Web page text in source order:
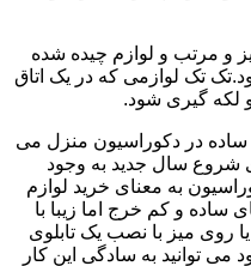
و مرتب و لوازم چیده شده
تک لوازمی که در یک اتاق
لکه گیری شود.
ساده در دکوراسیون منزل می
شروع سال جدید به وجود
به معنای خرید لوازم
ساده و کم خرج اما زیبا با
روی میز با نصب یک تابلوی
می توانید به سادگی این کار